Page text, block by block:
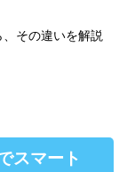
その違いを解説
スマート